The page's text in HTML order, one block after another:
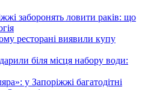
заборонять ловити раків: що
ресторані виявили купу
біля місця набору води:
у Запоріжжі багатодітні